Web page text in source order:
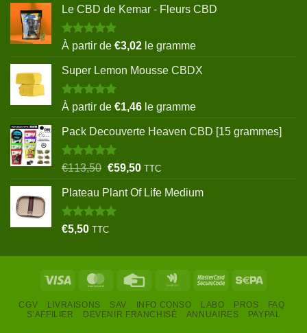
Le CBD de Kemar - Fleurs CBD
Note5.00
sur 5
À partir de €3,02 le gramme
Super Lemon Mousse CBDX
Note5.00
sur 5
À partir de €1,46 le gramme
Pack Decouverte Heaven CBD [15 grammes]
Note5.00
€113,50 Le
initial
était :
€113,50.
€59,50Le
actuel
TTC
Plateau Plant Of Life Medium
Note5.00
sur 5
€5,50 TTC
Visa MasterCardCredit
Google
MasterCard
CGV LIVRAISONS SAV INFO CONSO LABO PROS
FAQ
S’AFFILIER
DEVENIR FRANCHISÉ ANNUAIRES PAYPAL